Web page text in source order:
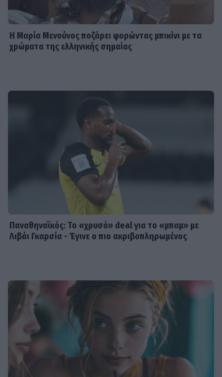
Η Μαρία Μενούνος ποζάρει φορώντας μπικίνι με τα
χρώματα της ελληνικής σημαίας
Παναθηναϊκός: Το «χρυσό» deal για το «μπαμ» με
Λιβάι Γκαρσία - Έγινε ο πιο ακριβοπληρωμένος